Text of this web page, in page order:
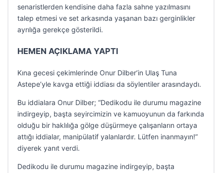
senaristlerden kendisine daha fazla sahne yazılmasını
talep etmesi ve set arkasında yaşanan bazı gerginlikler
ayrılığa gerekçe gösterildi.
HEMEN AÇIKLAMA YAPTI
Kına gecesi çekimlerinde Onur Dilber’in Ulaş Tuna
Astepe’yle kavga ettiği iddiası da söylentiler arasındaydı.
Bu iddialara Onur Dilber; “Dedikodu ile durumu magazine
indirgeyip, başta seyircimizin ve kamuoyunun da farkında
olduğu bir haklılığa gölge düşürmeye çalışanların ortaya
attığı iddialar, manipülatif yalanlardır. Lütfen inanmayın!”
diyerek yanıt verdi.
Dedikodu ile durumu magazine indirgeyip, başta